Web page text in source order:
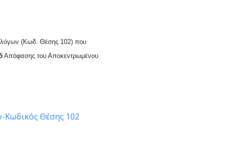
(Κωδ. Θέσης 102) που
Απόφασης του Αποκεντρωμένου
Κωδικός Θέσης 102